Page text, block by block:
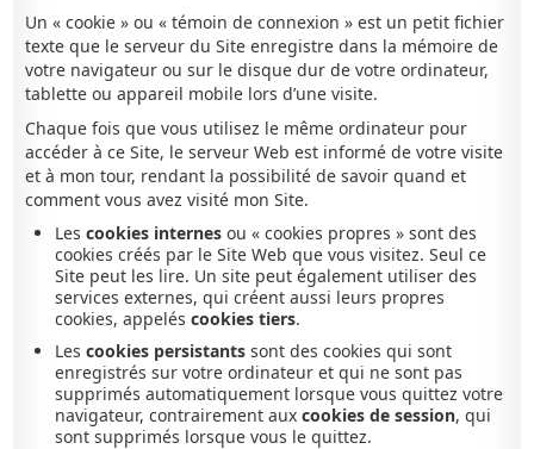
Un « cookie » ou « témoin de connexion » est un petit fichier
texte que le serveur du Site enregistre dans la mémoire de
votre navigateur ou sur le disque dur de votre ordinateur,
tablette ou appareil mobile lors d’une visite.
Chaque fois que vous utilisez le même ordinateur pour
accéder à ce Site, le serveur Web est informé de votre visite
et à mon tour, rendant la possibilité de savoir quand et
comment vous avez visité mon Site.
Lescookies internes ou « cookies propres » sont des
cookies créés par le Site Web que vous visitez. Seul ce
Site peut les lire. Un site peut également utiliser des
services externes, qui créent aussi leurs propres
cookies, appeléscookies tiers.
Lescookies persistants sont des cookies qui sont
enregistrés sur votre ordinateur et qui ne sont pas
supprimés automatiquement lorsque vous quittez votre
navigateur, contrairement auxcookies de session, qui
sont supprimés lorsque vous le quittez.